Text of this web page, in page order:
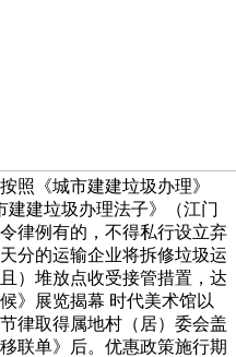
照《城市建建垃圾办理》
建建垃圾办理法子》（江门
律例有的，不得私行设立弃
分的运输企业将拆修垃圾运
）堆放点收受接管措置，达
》展览揭幕 时代美术馆以
律取得属地村（居）委会盖
联单》后。优惠政策施行期